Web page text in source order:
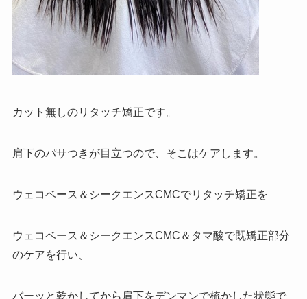
カット無しのリタッチ矯正です。
肩下のパサつきが目立つので、そこはケアします。
ウェコベース＆シークエンスCMCでリタッチ矯正を
ウェコベース＆シークエンスCMC＆タマ酸で既矯正部分
のケアを行い、
バーッと乾かしてから肩下をデンマンで梳かした状態で